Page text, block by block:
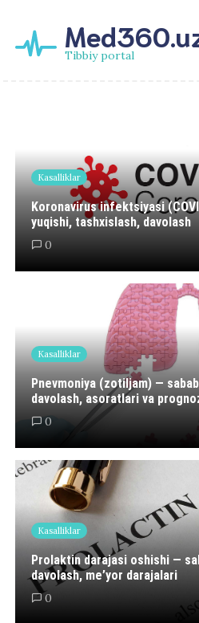
Tibbiy portal
Kasalliklar
Koronavirus infektsiyasi
yuqishi, tashxislash, davolash
0
Kasalliklar
Pnevmoniya (zotiljam) —
davolash, asoratlari va
0
Kasalliklar
Prolaktin darajasi oshishi —
davolash, me’yor darajalari
0